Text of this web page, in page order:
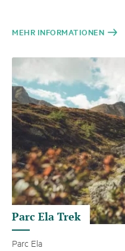
MEHR INFORMATIONEN
Parc Ela Trek
Parc Ela